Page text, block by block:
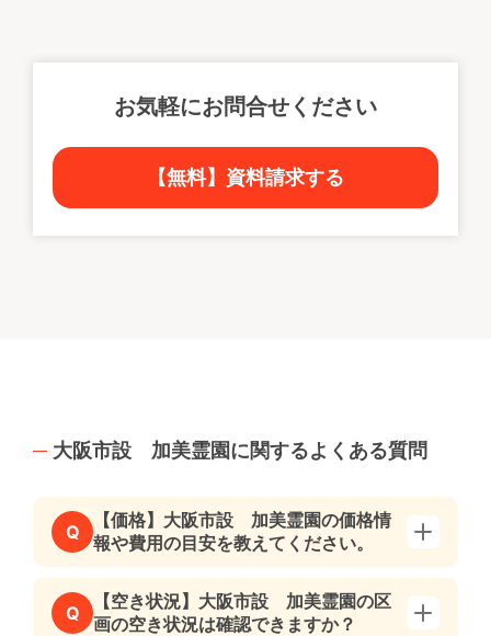
お気軽にお問合せください
【無料】資料請求する
大阪市設 加美霊園に関するよくある質問
Q
【価格】大阪市設 加美霊園の価格情
報や費用の目安を教えてください。
Q
【空き状況】大阪市設 加美霊園の区
画の空き状況は確認できますか？